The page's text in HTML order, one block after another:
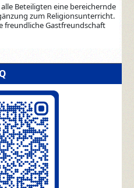
Beteiligten eine bereichernde
zum Religionsunterricht.
freundliche Gastfreundschaft